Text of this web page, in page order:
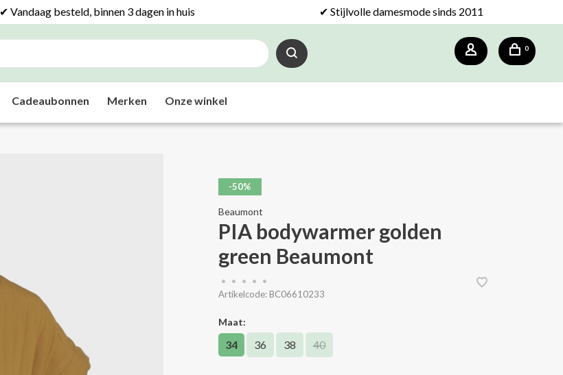
✔ Vandaag besteld, binnen 3 dagen in huis ✔ Stijlvolle damesmode sinds 2011
0
Cadeaubonnen Merken Onze winkel
-50%
Beaumont
PIA bodywarmer golden
green Beaumont
• • • •
•
Artikelcode: BC06610233
Maat:
34 36 38 40